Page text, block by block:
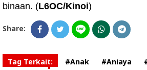
binaan. (L6OC/Kinoi)
Share:
Tag Terkait: #Anak #Aniaya